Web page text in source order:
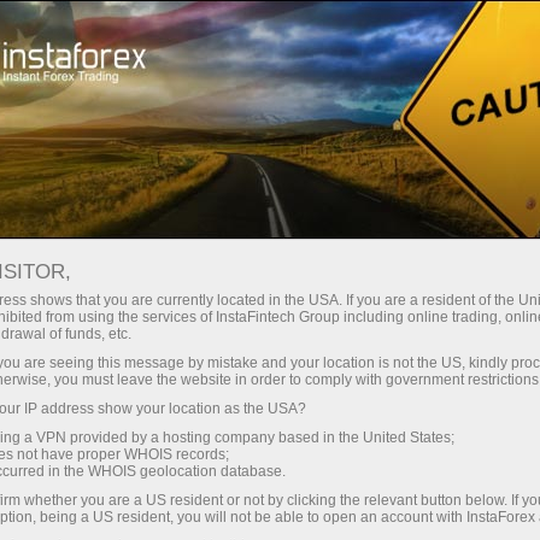
انسٹا فاریکس کے ساتھ، آپ
حاصل کرتے ہیں: 1:5000 تک کا فائدہ،
مارکیٹ میں کچھ بہترین اسپریڈز اور
کمیشنز، اور ٹریڈنگ اسٹاک اور انڈیکس
کے لیے فائدہ مند حالات۔
مختصر
30% بونس
ہر ڈیپازٹ پر
رفتار
تجارت اور ہائی ویز پر
shows that you are currently located in the USA. If you are a resident of the
from using the services of InstaFintech Group including online trading,
of funds, etc.
are seeing this message by mistake and your location is not the US, kindly
you must leave the website in order to comply with government
IP address show your location as the USA?
a VPN provided by a hosting company based in the United States;
not have proper WHOIS records;
in the WHOIS geolocation database.
whether you are a US resident or not by clicking the relevant button below. If
being a US resident, you will not be able to open an account with InstaForex